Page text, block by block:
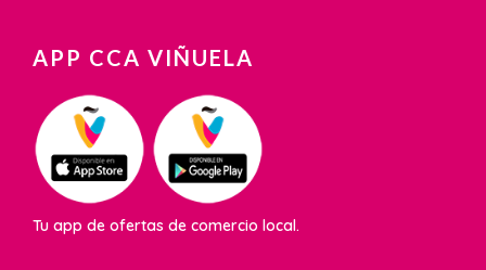
APP CCA VIÑUELA
Tu app de ofertas de comercio local.